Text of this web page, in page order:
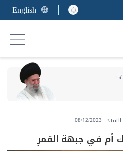
English
08/12/2023
أم في جبهة القمرِ